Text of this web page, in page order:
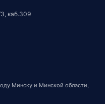
каб.309
Минску и Минской области,